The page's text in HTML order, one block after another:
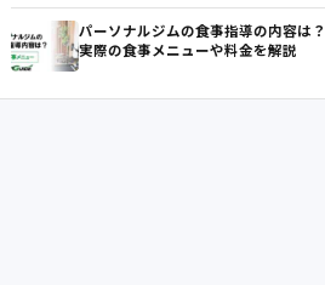
パーソナルジムの食事指導の内容は？
実際の食事メニューや料金を解説